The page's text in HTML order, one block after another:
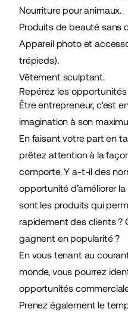
Nourriture pour animaux.
Produits de beauté sans
Appareil photo et
trépieds).
Vêtement sculptant.
Repérez les
Être entrepreneur, c'est
imagination à son
En faisant votre part en
prêtez attention à la
comporte. Y a-t-il des
opportunité d’améliorer
sont les produits qui
rapidement des clients ?
gagnent en popularité ?
En vous tenant au
monde, vous pourrez
opportunités
Prenez également le